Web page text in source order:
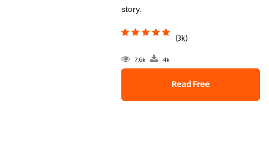
story.
(3k)
7.6k 4k
Read Free